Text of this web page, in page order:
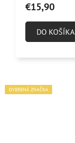
€15,90
DO KOŠÍKA
OVERENÁ ZNAČKA